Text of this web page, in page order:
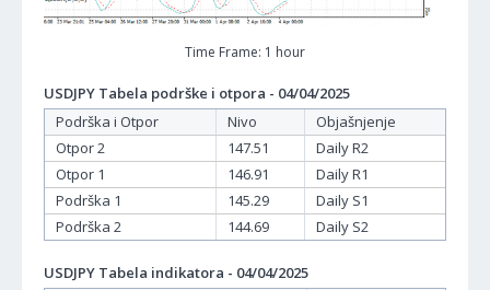
Time Frame: 1 hour
USDJPY Tabela podrške i otpora - 04/04/2025
Podrška i Otpor
Nivo
Objašnjenje
Otpor 2
147.51
Daily R2
Otpor 1
146.91
Daily R1
Podrška 1
145.29
Daily S1
Podrška 2
144.69 Daily S2
USDJPY Tabela indikatora - 04/04/2025